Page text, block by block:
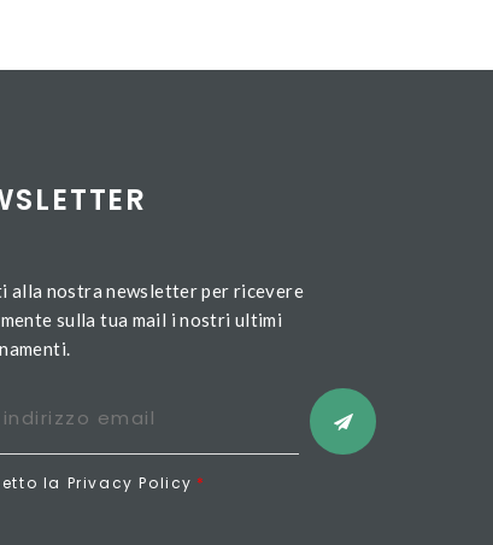
alla nostra newsletter per ricevere
sulla tua mail i nostri ultimi
la Privacy Policy